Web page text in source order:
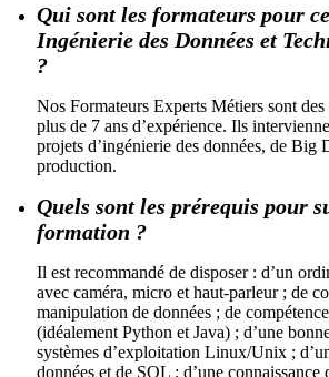
Qui sont les formateurs pour
Ingénierie des Données et
?
Nos Formateurs Experts Métiers sont
plus de 7 ans d’expérience. Ils
projets d’ingénierie des données, de Big
production.
Quels sont les prérequis pour
formation ?
Il est recommandé de disposer : d’un
avec caméra, micro et haut-parleur ; de
manipulation de données ; de
(idéalement Python et Java) ; d’une
systèmes d’exploitation Linux/Unix ;
données et de SQL ; d’une connaissance